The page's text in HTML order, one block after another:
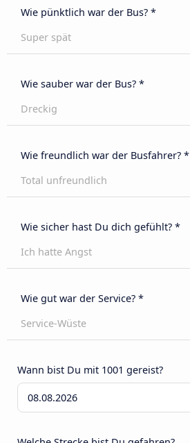
Wie pünktlich war der Bus? *
Super spät
Wie sauber war der Bus? *
Dreckig
Wie freundlich war der Busfahrer? *
Total unfreundlich
Wie sicher hast Du dich gefühlt? *
Ich hatte Angst
Wie gut war der Service? *
Service-Wüste
Wann bist Du mit 1001 gereist?